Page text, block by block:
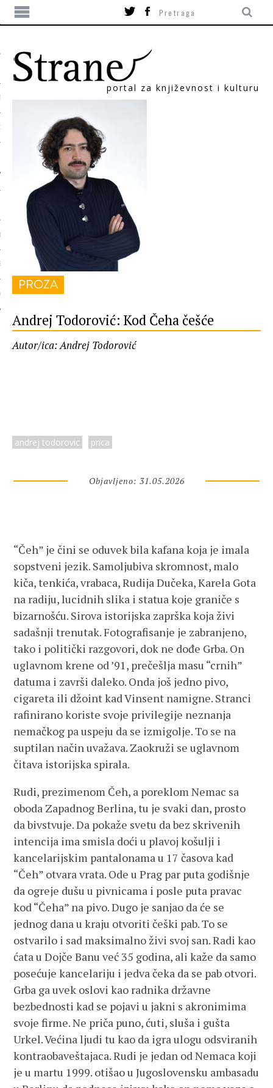
portal za književnost i kulturu
PROZA
Andrej Todorović: Kod Čeha češće
Autor/ica: Andrej Todorović
andrej todorovic prica
Objavljeno: 31.05.2026
“Čeh” je čini se oduvek bila kafana koja je imala
sopstveni jezik. Samoljubiva skromnost, malo
kiča, tenkića, vrabaca, Rudija Dučeka, Karela Gota
na radiju, lucidnih slika i statua koje graniče s
bizarnošću. Sirova istorijska zaprška koja živi
sadašnji trenutak. Fotografisanje je zabranjeno,
tako i politički razgovori, dok ne dođe Grba. On
uglavnom krene od ’91, prečešlja masu “crnih”
datuma i završi daleko. Onda još jedno pivo,
cigareta ili džoint kad Vinsent namigne. Stranci
rafinirano koriste svoje privilegije neznanja
nemačkog pa uspeju da se izmigolje. To se na
suptilan način uvažava. Zaokruži se uglavnom
čitava istorijska spirala.
Rudi, prezimenom Čeh, a poreklom Nemac sa
oboda Zapadnog Berlina, tu je svaki dan, prosto
da bivstvuje. Da pokaže svetu da bez skrivenih
intencija ima smisla doći u plavoj košulji i
kancelarijskim pantalonama u 17 časova kad
“Čeh” otvara vrata. Ode u Prag par puta godišnje
da ogreje dušu u pivnicama i posle puta pravac
kod “Čeha” na pivo. Dugo je sanjao da će se
jednog dana u kraju otvoriti češki pab. To se
ostvarilo i sad maksimalno živi svoj san. Radi kao
ćata u Dojče Banu već 35 godina, ali kaže da samo
posećuje kancelariju i jedva čeka da se pab otvori.
Grba ga uvek oslovi kao radnika državne
bezbednosti kad se pojavi u jakni s akronimima
svoje firme. Ne priča puno, ćuti, sluša i gušta
Urkel. Većina ljudi tu kao da igra ulogu odsviranih
kontraobaveštajaca. Rudi je jedan od Nemaca koji
je u martu 1999. otišao u Jugoslovensku ambasadu